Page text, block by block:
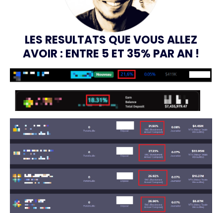
LES RESULTATS QUE VOUS ALLEZ
AVOIR : ENTRE 5 ET 35% PAR AN !